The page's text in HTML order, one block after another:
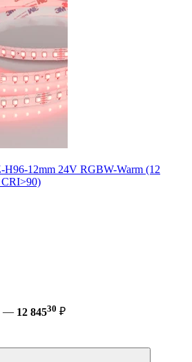
H96-12mm 24V RGBW-Warm (12
— 12 84530 ₽